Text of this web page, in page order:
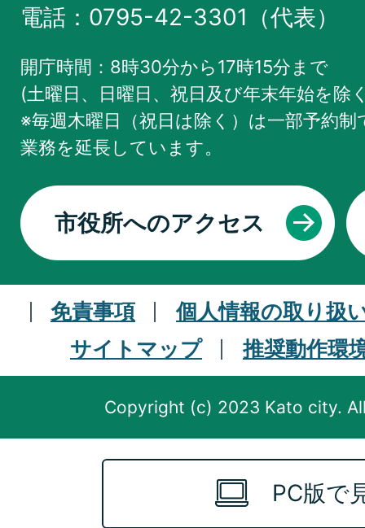
電話：0795-42-3301（代表）
開庁時間：8時30分から17時15分まで
(土曜日、日曜日、祝日及び年末年始を除
※毎週木曜日（祝日は除く）は一部予約
業務を延長しています。
市役所へのアクセス
免責事項
個人情報の取り扱
サイトマップ
推奨動作環
Copyright (c) 2023 Kato city.
PC版で